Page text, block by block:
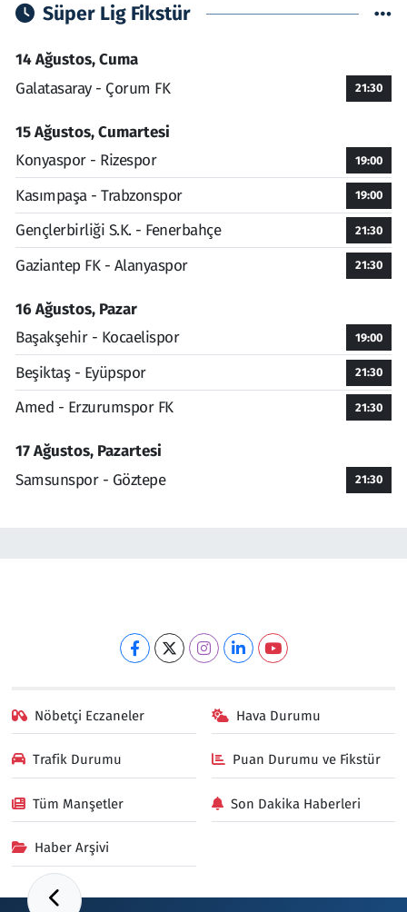
Süper Lig Fikstür
14 Ağustos, Cuma
Galatasaray - Çorum FK
21:30
15 Ağustos, Cumartesi
Konyaspor - Rizespor
19:00
Kasımpaşa - Trabzonspor 19:00
Gençlerbirliği S.K. - Fenerbahçe 21:30
Gaziantep FK - Alanyaspor 21:30
16 Ağustos, Pazar
Başakşehir - Kocaelispor
19:00
Beşiktaş - Eyüpspor 21:30
Amed - Erzurumspor FK 21:30
17 Ağustos, Pazartesi
Samsunspor - Göztepe
21:30
Nöbetçi Eczaneler Hava Durumu
Trafik Durumu Puan Durumu ve Fikstür
Tüm Manşetler Son Dakika Haberleri
Haber Arşivi